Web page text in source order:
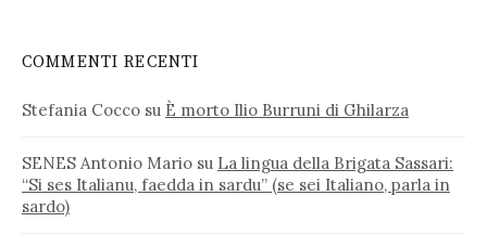
COMMENTI RECENTI
Stefania Cocco su È morto Ilio Burruni di Ghilarza
SENES Antonio Mario su La lingua della Brigata Sassari:
“Si ses Italianu, faedda in sardu” (se sei Italiano, parla in
sardo)